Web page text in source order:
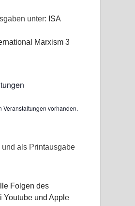
unter: ISA
Marxism 3
Veranstaltungen vorhanden.
als Printausgabe
Folgen des
Youtube und Apple